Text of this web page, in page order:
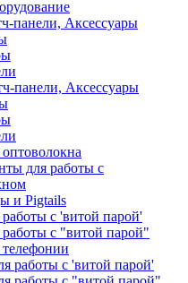
панели, Аксессуары
панели, Аксессуары
для работы с
и Pigtails
с 'витой парой'
с "витой парой"
работы с 'витой парой'